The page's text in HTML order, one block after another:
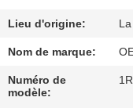
DE
L'USINE
Lieu d'origine:
Nom de marque:
Numéro de
modèle: